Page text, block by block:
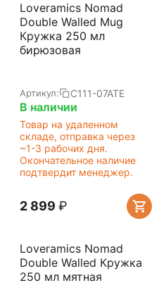
Loveramics Nomad
Double Walled Mug
Кружка 250 мл
бирюзовая
Артикул: C111-07ATE
В наличии
Товар на удаленном
складе, отправка через
~1-3 рабочих дня.
Окончательное наличие
подтвердит менеджер.
2 899 ₽
Loveramics Nomad
Double Walled Кружка
250 мл мятная